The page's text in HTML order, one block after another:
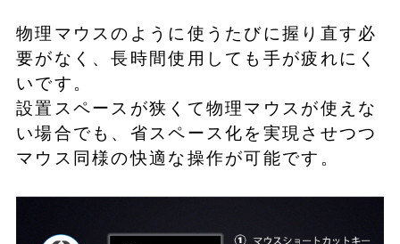
物理マウスのように使うたびに握り直す必
要がなく、長時間使用しても手が疲れにく
いです。
設置スペースが狭くて物理マウスが使えな
い場合でも、省スペース化を実現させつつ
マウス同様の快適な操作が可能です。